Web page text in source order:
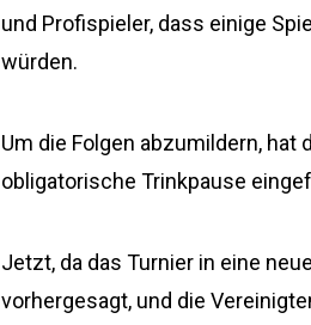
und Profispieler, dass einige
würden.
Um die Folgen abzumildern, hat
obligatorische Trinkpause
Jetzt, da das Turnier in eine
vorhergesagt, und die